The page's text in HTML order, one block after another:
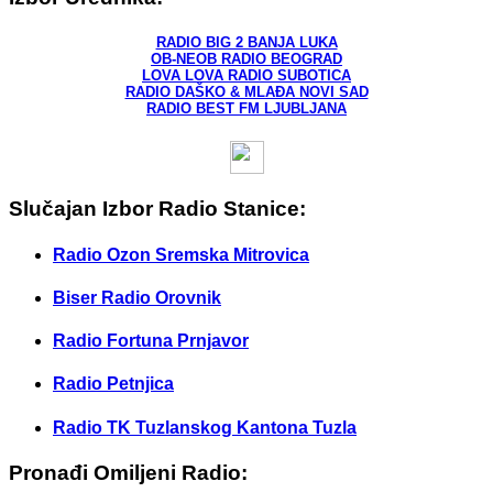
RADIO BIG 2 BANJA LUKA
OB-NEOB RADIO BEOGRAD
LOVA LOVA RADIO SUBOTICA
RADIO DAŠKO & MLAĐA NOVI SAD
RADIO BEST FM LJUBLJANA
Slučajan Izbor Radio Stanice:
Radio Ozon Sremska Mitrovica
Biser Radio Orovnik
Radio Fortuna Prnjavor
Radio Petnjica
Radio TK Tuzlanskog Kantona Tuzla
Pronađi Omiljeni Radio: